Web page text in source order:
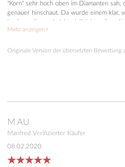
"Korn" sehr hoch oben im Diamanten sah,
genauer hinschaut. Da wurde einem klar,
kaufen sollte und nicht vielleicht online.
die genau gleich aussahen, aber mit
Ring zu einem guten Preis wollen, ist
Mehr anzeigen
Originale Version der übersetzten Bewertung
M AU
Manfred Verifizierter Käufer
08.02.2020